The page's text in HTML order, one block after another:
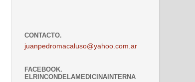
CONTACTO.
juanpedromacaluso@yahoo.com.ar
FACEBOOK.
ELRINCONDELAMEDICINAINTERNA